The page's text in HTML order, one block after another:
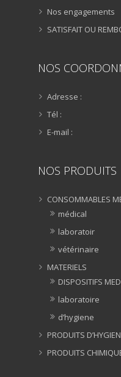
Nos engagements
SATISFAIT OU
NOS
Adresse :
Tél :
E-mail :
NOS PRODUITS
CONSOMMABLES
médical
laboratoir
vétérinaire
MATERIELS
DISPOSITIFS
laboratoire
d’hygiene
PRODUITS
PRODUITS